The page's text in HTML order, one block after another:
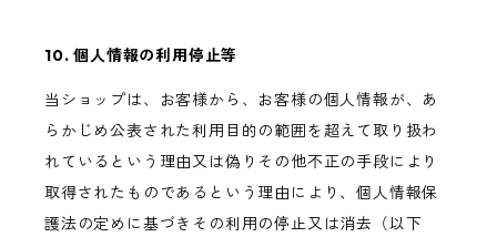
10. 個人情報の利用停止等
当ショップは、お客様から、お客様の個人情報が、あ
らかじめ公表された利用目的の範囲を超えて取り扱わ
れているという理由又は偽りその他不正の手段により
取得されたものであるという理由により、個人情報保
護法の定めに基づきその利用の停止又は消去（以下